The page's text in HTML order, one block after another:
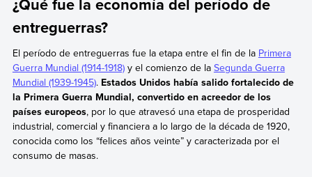
entreguerras?
El período de entreguerras fue la etapa entre el fin de la Primera
Guerra Mundial (1914-1918)y el comienzo de la Segunda Guerra
Mundial (1939-1945). Estados Unidos había salido fortalecido de
la Primera Guerra Mundial, convertido en acreedor de los
países europeos, por lo que atravesó una etapa de prosperidad
industrial, comercial y financiera a lo largo de la década de 1920,
conocida como los “felices años veinte” y caracterizada por el
consumo de masas.